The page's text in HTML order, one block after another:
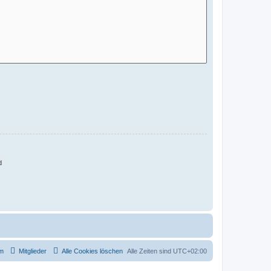
Alle Zeiten sind UTC+02:00
Alle Cookies löschen
Mitglieder